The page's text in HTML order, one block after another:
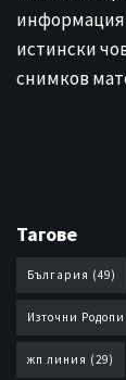
информация
истински
снимков
Тагове
България (49)
Източни Родопи
жп линия (29)